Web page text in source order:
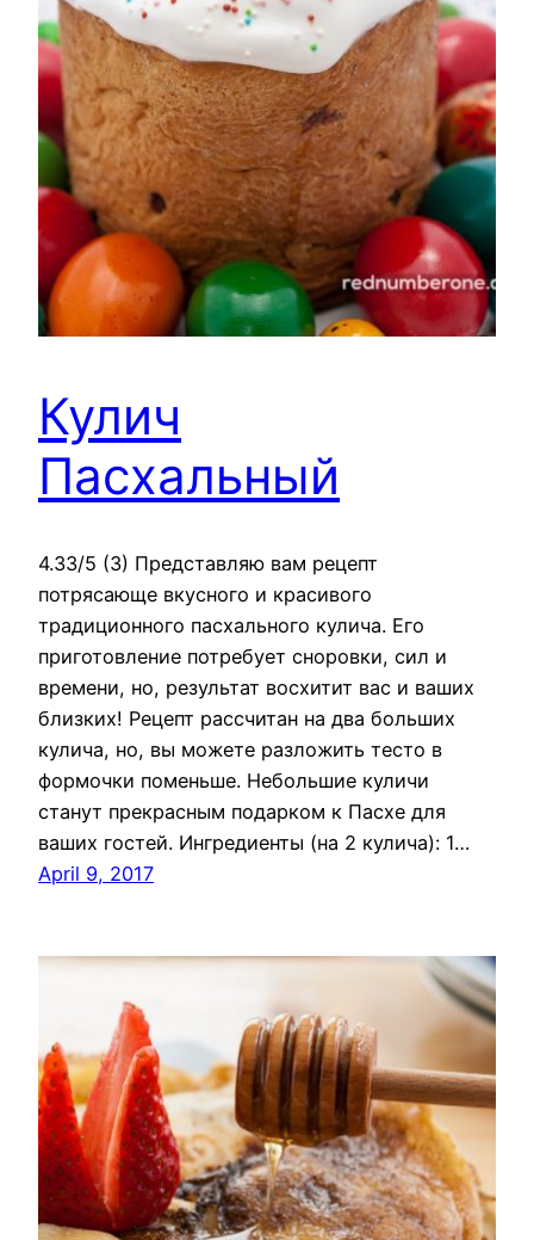
Кулич
Пасхальный
4.33/5 (3) Представляю вам рецепт
потрясающе вкусного и красивого
традиционного пасхального кулича. Его
приготовление потребует сноровки, сил и
времени, но, результат восхитит вас и ваших
близких! Рецепт рассчитан на два больших
кулича, но, вы можете разложить тесто в
формочки поменьше. Небольшие куличи
станут прекрасным подарком к Пасхе для
ваших гостей. Ингредиенты (на 2 кулича): 1…
April 9, 2017